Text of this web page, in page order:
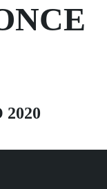
2020